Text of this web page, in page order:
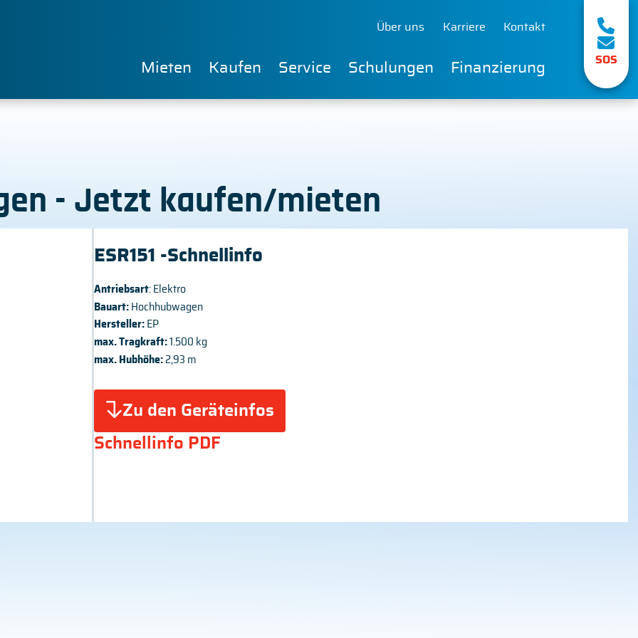
Über uns Karriere Kontakt
Mieten Kaufen Service Schulungen Finanzierung
SOS
- Jetzt kaufen/mieten
ESR151 -Schnellinfo
Antriebsart: Elektro
Bauart:Hochhubwagen
Hersteller: EP
max. Tragkraft:1.500 kg
max. Hubhöhe: 2,93 m
Zu den Geräteinfos
Schnellinfo PDF